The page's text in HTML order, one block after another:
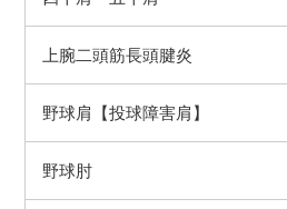
上腕二頭筋長頭腱炎
野球肩【投球障害肩】
野球肘